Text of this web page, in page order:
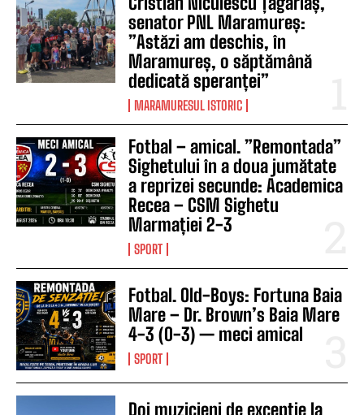
senator PNL Maramureș:
”Astăzi am deschis, în
Maramureș, o săptămână
dedicată speranței”
MARAMURESUL ISTORIC
Fotbal – amical. ”Remontada”
Sighetului în a doua jumătate
a reprizei secunde: Academica
Recea – CSM Sighetu
Marmației 2-3
SPORT
Fotbal. Old-Boys: Fortuna Baia
Mare – Dr. Brown’s Baia Mare
4-3 (0-3) — meci amical
SPORT
Doi muzicieni de excepție la